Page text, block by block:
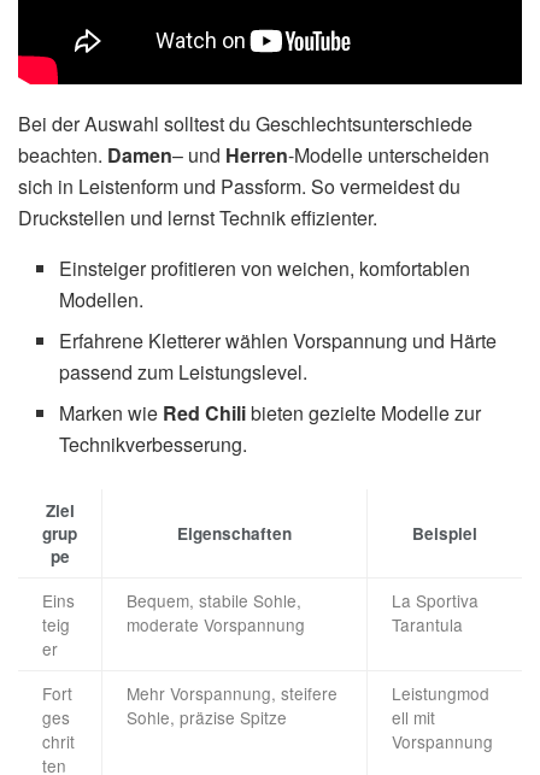
Bei der Auswahl solltest du Geschlechtsunterschiede
beachten. Damen– und Herren-Modelle unterscheiden
sich in Leistenform und Passform. So vermeidest du
Druckstellen und lernst Technik effizienter.
Einsteiger profitieren von weichen, komfortablen
Modellen.
Erfahrene Kletterer wählen Vorspannung und Härte
passend zum Leistungslevel.
Marken wie Red Chilibieten gezielte Modelle zur
Technikverbesserung.
Ziel
grup
pe
Eigenschaften Beispiel
Eins
teig
er
Bequem, stabile Sohle,
moderate Vorspannung
La Sportiva
Tarantula
Fort
ges
chrit
ten
Mehr Vorspannung, steifere
Sohle, präzise Spitze
Leistungmod
ell mit
Vorspannung